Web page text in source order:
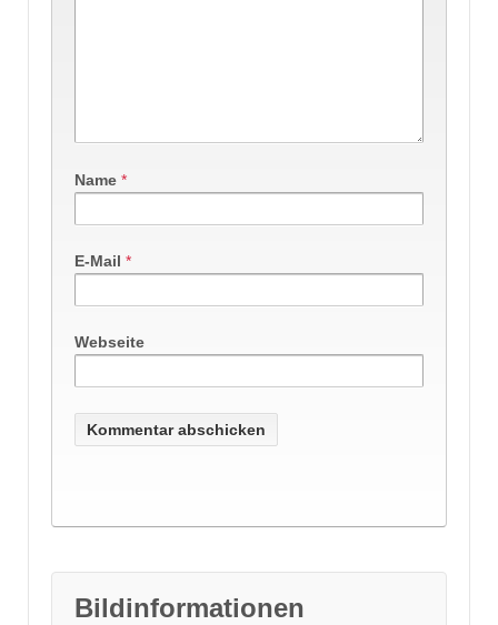
Name *
E-Mail *
Webseite
Bildinformationen